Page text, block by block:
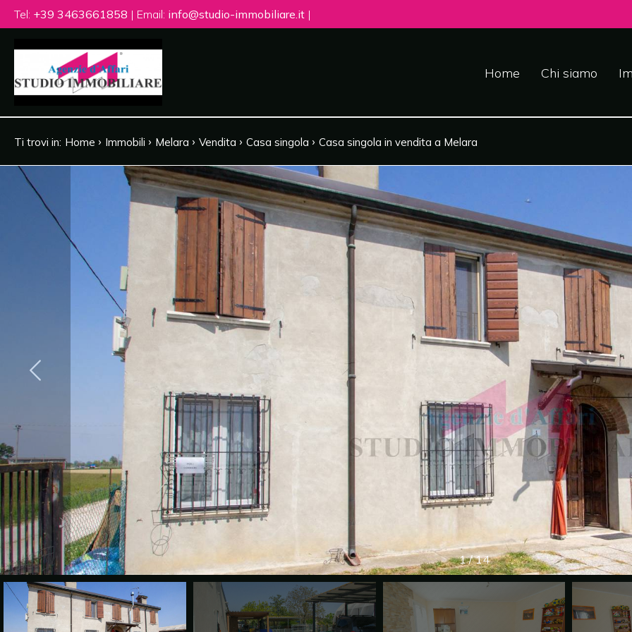
Tel: +39 3463661858 | Email: info@studio-immobiliare.it |
Home Chi siamo
Ti trovi in: Home › Immobili › Melara › Vendita › Casa singola › Casa singola in vendita a Melara
1 / 14
CHI
SERVIZI
VENDI
Codice
Qualsiasi
Vendita
Affitto
Tipologia
-
multiscelta
Qualsiasi
Residenziali